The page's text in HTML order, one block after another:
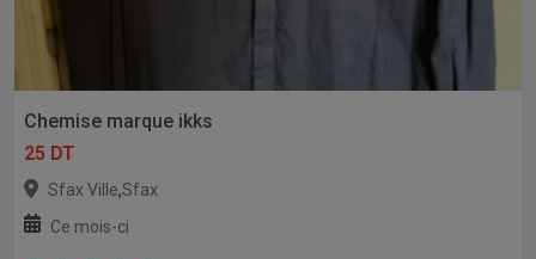
Chemise marque ikks
25 DT
Sfax Ville,Sfax
Ce mois-ci